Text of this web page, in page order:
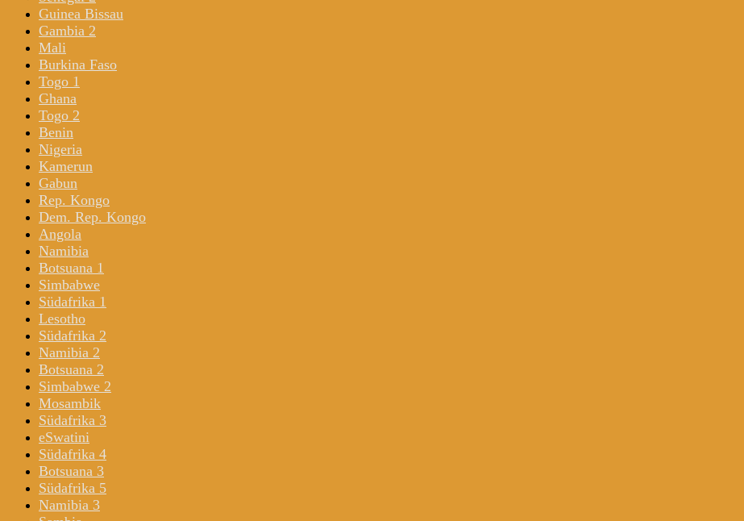
Guinea Bissau
Gambia 2
Mali
Burkina Faso
Togo 1
Ghana
Togo 2
Benin
Nigeria
Kamerun
Gabun
Rep. Kongo
Dem. Rep. Kongo
Angola
Namibia
Botsuana 1
Simbabwe
Südafrika 1
Lesotho
Südafrika 2
Namibia 2
Botsuana 2
Simbabwe 2
Mosambik
Südafrika 3
eSwatini
Südafrika 4
Botsuana 3
Südafrika 5
Namibia 3